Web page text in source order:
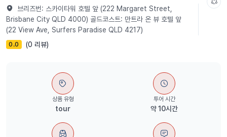
브리즈번: 스카이타워 호텔 앞 (222 Margaret Street,
Brisbane City QLD 4000) 골드코스트: 만트라 온 뷰 호텔 앞
(22 View Ave, Surfers Paradise QLD 4217)
0.0 (0 리뷰)
상품 유형
tour
투어 시간
약 10시간